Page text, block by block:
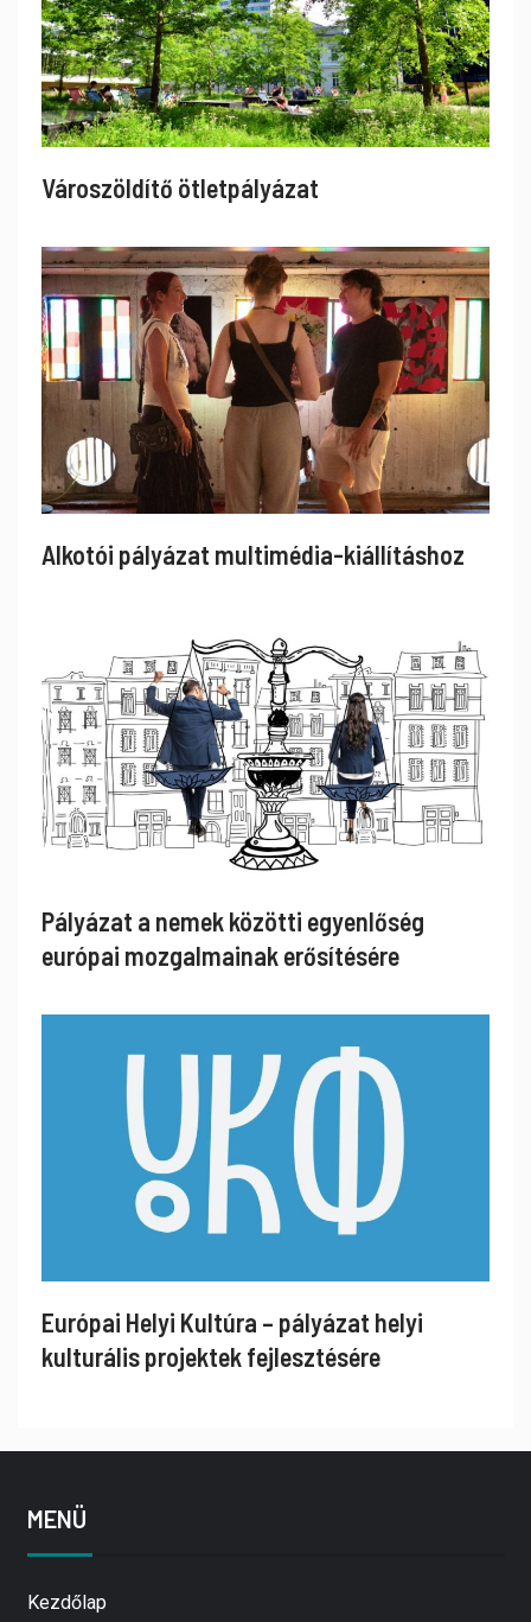
Városzöldítő ötletpályázat
Alkotói pályázat multimédia-kiállításhoz
Pályázat a nemek közötti egyenlőség
európai mozgalmainak erősítésére
Európai Helyi Kultúra – pályázat helyi
kulturális projektek fejlesztésére
MENÜ
Kezdőlap